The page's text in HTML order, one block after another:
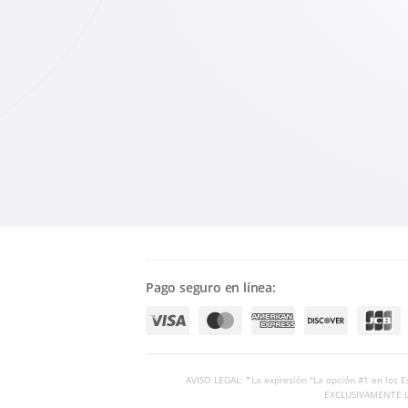
Pago seguro en línea:
AVISO LEGAL: *La expresión "La opción #1 en